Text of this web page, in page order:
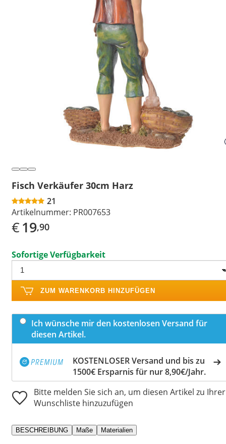
Fisch Verkäufer 30cm Harz
21
Artikelnummer: PR007653
€19,90
Sofortige Verfügbarkeit
ZUM WARENKORB HINZUFÜGEN
Ich wünsche mir den kostenlosen Versand für
diesen Artikel.
KOSTENLOSER Versand und bis zu
1500€ Ersparnis für nur 8,90€/Jahr.
Bitte melden Sie sich an, um diesen Artikel zu Ihrer
Wunschliste hinzuzufügen
BESCHREIBUNG Maße Materialien